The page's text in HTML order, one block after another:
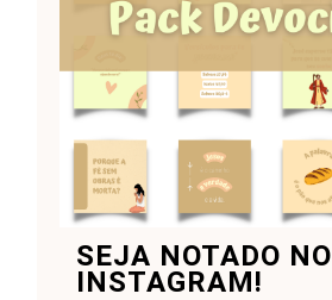
SEJA NOTADO NO
INSTAGRAM!